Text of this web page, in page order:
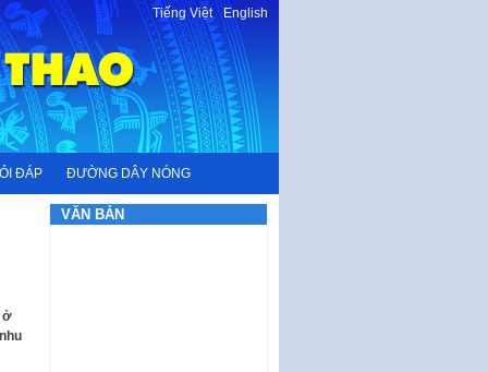
Tiếng Việt-English
ĐÁP ĐƯỜNG DÂY NÓNG
ở
VĂN BẢN